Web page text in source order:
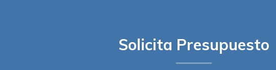
Solicita Presupuesto